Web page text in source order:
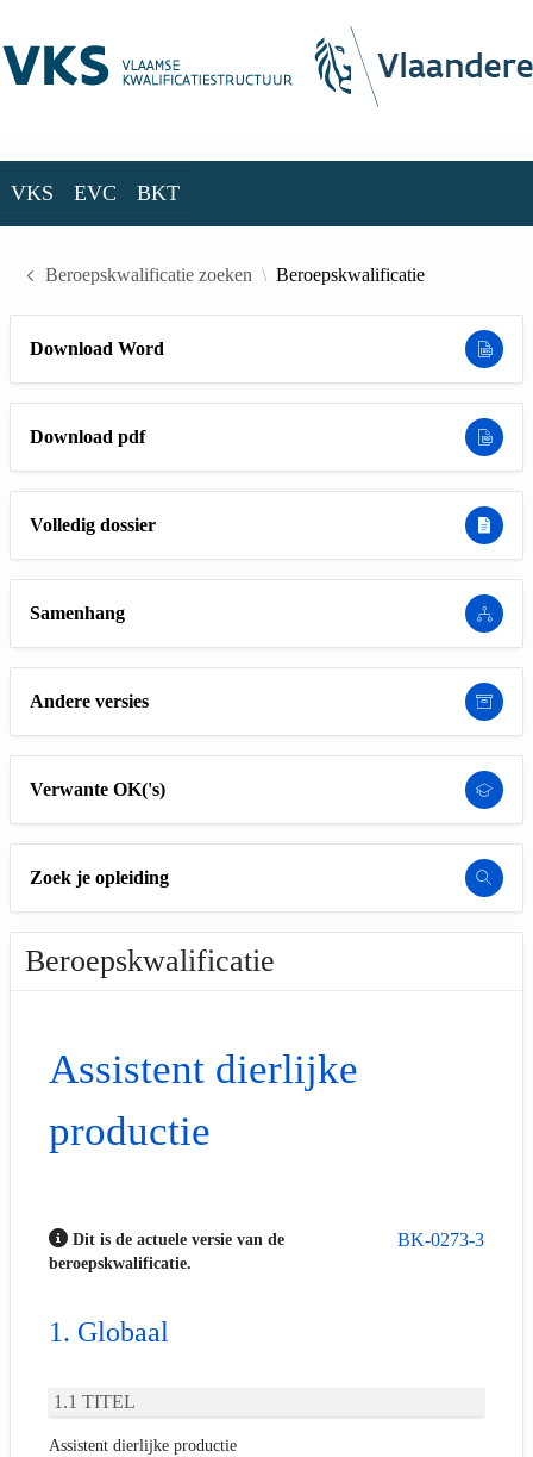
VKS EVC BKT
Beroepskwalificatie zoeken Beroepskwalificatie
Download Word
Download pdf
Volledig dossier
Samenhang
Andere versies
Verwante OK('s)
Zoek je opleiding
Beroepskwalificatie
Assistent dierlijke
productie
BK-0273-3
Dit is de actuele versie van de
beroepskwalificatie.
Globaal
TITEL
Assistent dierlijke productie